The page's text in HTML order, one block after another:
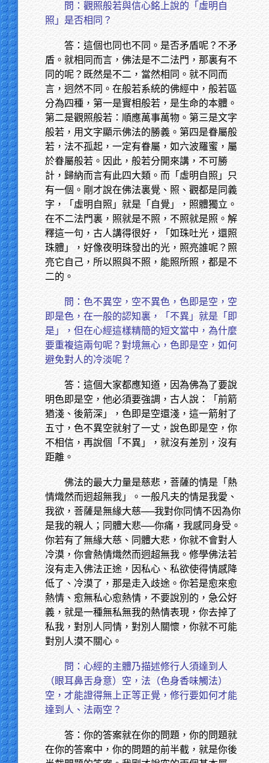
問：觀照般若與信心銘上說的「虛明自
照」是否相同？
答：這個也同也不同。是否矛盾呢？不矛
盾。就相同而言，佛法是不二法門，那裏有不
同的呢？既然是不二，當然相同。就不同而
言，迥然不同。在般若系統的佛經中，般若區
分為四種，第一是實相般若，是生命的本體。
第二是觀照般若：順應萬事萬物。第三是文字
般若，用文字顯示佛法的勝義。第四是眷屬般
若，法不孤起，一定有眷屬，如六波羅蜜，屬
於眷屬般若。因此，般若分開來講，不可勝
計，歸納而言有此四大類。而「虛明自照」只
有一個。剛才說在佛法裏覺、照、觀都是同義
字，「虛明自照」就是「自覺」，照體獨立。
在不二法門裏，照就是不照，不照就是照。解
釋這一句，古人講得很好，「如珠吐光，還照
珠體」，好像夜明珠發出的光，照亮誰呢？照
亮它自己，所以照與不照，能照所照，都是不
二的。
問：色不異空，空不異色，色即是空，空
即是色，在一般的認知裏，「不異」就是「即
是」，但在心經這樣精簡的短文當中，為什麼
要重複這兩句呢？對境無心，色即是空，如何
避免對人的冷淡呢？
答：這個大家都應知道，因為佛為了要說
明色即是空，他必須要強調，古人說：「前箭
猶淺、後箭深」，色即是空還淺，這一箭射了
五寸，色不異空就射了一丈，說色即是空，你
不相信，再說個「不異」，就沒有差別，沒有
距離。
佛法的最大力量是慈悲，菩薩的情是「熱
情熾然而迥超無我」。一般凡夫的情是我愛、
我欲，菩薩是無緣大慈──我對你同情不因為你
是我的親人；同體大悲──你痛，我感同身受。
你若有了無緣大慈、同體大悲，你就不會對人
冷漠，你會熱情熾然而迥超無我。修學佛法若
沒有走入佛法正途，因私心、私欲使得情感降
低了、冷漠了，那是走入歧途。你若是愈來愈
熱情、愈無私心愈熱情，不要說別的，急公好
義，就是一種無私無我的熱情表現，你去掉了
私我，對別人同情，對別人關懷，你就不可能
對別人漠不關心。
問：心經的主體乃描述修行人須達到人
（眼耳鼻舌身意）空，法（色身香味觸法）
空，才能證得無上正等正覺，修行要如何才能
達到人、法兩空？
答：你的答案就在你的問題，你的問題就
在你的答案中，你的問題的前半截，就是你後